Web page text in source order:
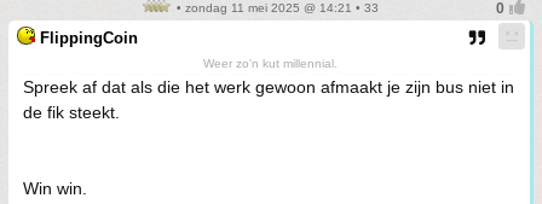
• zondag 11 mei 2025 @ 14:21 • 33
FlippingCoin
Weer zo'n kut millennial.
Spreek af dat als die het werk gewoon afmaakt je zijn bus niet in
de fik steekt.
Win win.